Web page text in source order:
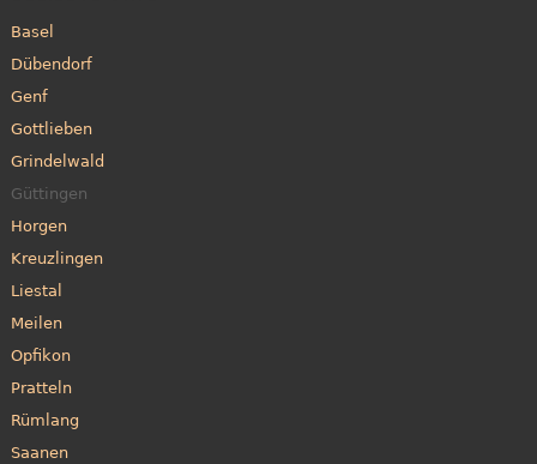
Basel
Dübendorf
Genf
Gottlieben
Grindelwald
Güttingen
Horgen
Kreuzlingen
Liestal
Meilen
Opfikon
Pratteln
Rümlang
Saanen